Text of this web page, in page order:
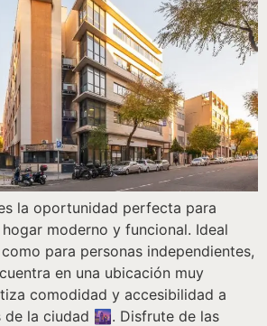
la oportunidad perfecta para
moderno y funcional. Ideal
para personas independientes,
en una ubicación muy
comodidad y accesibilidad a
la ciudad 🌆. Disfrute de las